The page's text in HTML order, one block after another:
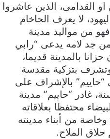
القدامى، الذين عاشروا
لا يعرف الحاخام
من مواليد مدينة
الصويرة في سنة 1948 من جد لامه يدعى “رابي
بالمدينة قديما،
وتشرف بتزكية مقدسة
“حاييم” بالإشراف على
المهمة وهو ابن 18 سنة، غادر “حاييم” مدينة
محتفظا بعلاقاته
من أبناء مدينته
الملاح.